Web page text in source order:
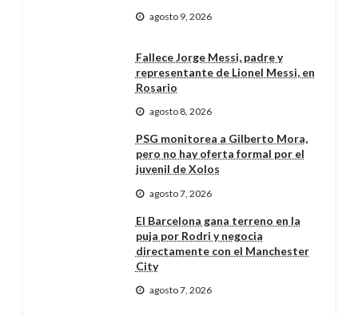
agosto 9, 2026
Fallece Jorge Messi, padre y
representante de Lionel Messi, en
Rosario
agosto 8, 2026
PSG monitorea a Gilberto Mora,
pero no hay oferta formal por el
juvenil de Xolos
agosto 7, 2026
El Barcelona gana terreno en la
puja por Rodri y negocia
directamente con el Manchester
City
agosto 7, 2026